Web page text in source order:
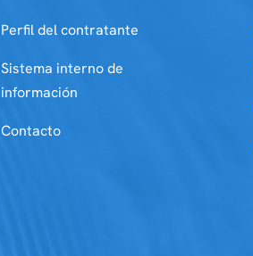
Perfil del contratante
Sistema interno de
información
Contacto